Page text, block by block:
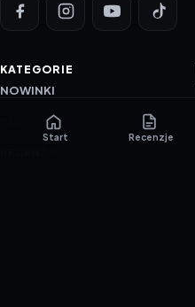
KATEGORIE
NOWINKI
PORADNIKI
Start Recenzje